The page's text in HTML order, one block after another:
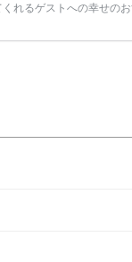
れるゲストへの幸せのお
の演出です。 ケーキ入